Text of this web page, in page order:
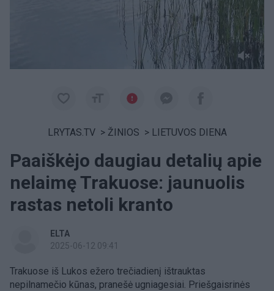
LRYTAS.TV > ŽINIOS > LIETUVOS DIENA
Paaiškėjo daugiau detalių apie
nelaimę Trakuose: jaunuolis
rastas netoli kranto
ELTA
2025-06-12 09:41
Trakuose iš Lukos ežero trečiadienį ištrauktas
nepilnamečio kūnas, pranešė ugniagesiai. Priešgaisrinės